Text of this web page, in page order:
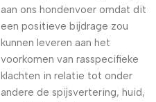
aan ons hondenvoer omdat dit
een positieve bijdrage zou
kunnen leveren aan het
voorkomen van rasspecifieke
klachten in relatie tot onder
andere de spijsvertering, huid,